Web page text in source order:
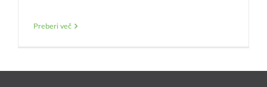
Preberi več